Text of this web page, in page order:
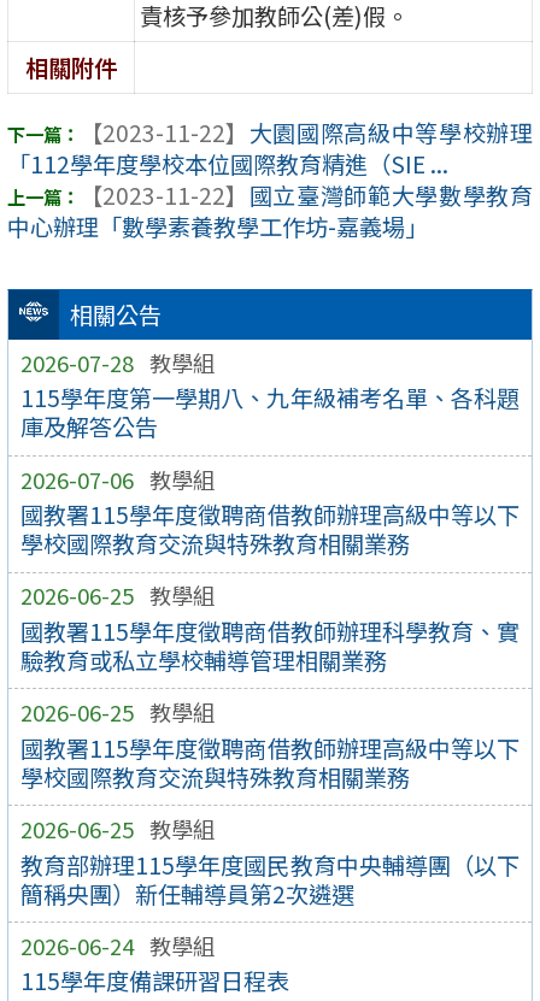
相關公告
2026-07-28 教學組
115學年度第一學期八、九年級補考名單、各科題
庫及解答公告
2026-07-06 教學組
國教署115學年度徵聘商借教師辦理高級中等以下
學校國際教育交流與特殊教育相關業務
2026-06-25 教學組
國教署115學年度徵聘商借教師辦理科學教育、實
驗教育或私立學校輔導管理相關業務
2026-06-25 教學組
國教署115學年度徵聘商借教師辦理高級中等以下
學校國際教育交流與特殊教育相關業務
2026-06-25 教學組
教育部辦理115學年度國民教育中央輔導團（以下
簡稱央團）新任輔導員第2次遴選
2026-06-24 教學組
115學年度備課研習日程表
責核予參加教師公(差)假。
相關附件
【2023-11-22】 大園國際高級中等學校辦理
「112學年度學校本位國際教育精進（SIE ...
【2023-11-22】 國立臺灣師範大學數學教育
中心辦理「數學素養教學工作坊-嘉義場」